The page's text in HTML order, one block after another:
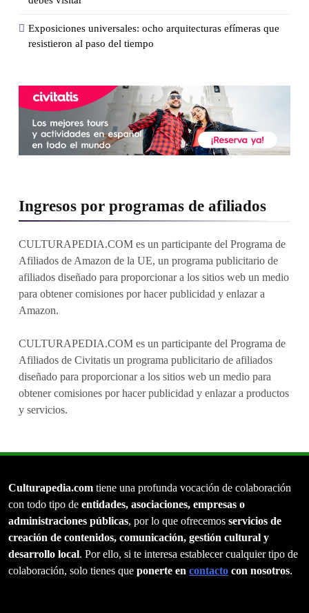
Exposiciones universales: ocho arquitecturas efímeras que
resistieron al paso del tiempo
Ingresos por programas de afiliados
CULTURAPEDIA.COM es un participante del Programa de
Afiliados de Amazon de la UE, un programa publicitario de
afiliados diseñado para proporcionar a los sitios web un medio
para obtener comisiones por hacer publicidad y enlazar a
Amazon.
CULTURAPEDIA.COM es un participante del Programa de
Afiliados de Civitatis un programa publicitario de afiliados
diseñado para proporcionar a los sitios web un medio para
obtener comisiones por hacer publicidad y enlazar a productos
y servicios.
Culturapedia.com tiene una profunda vocación de colaboración
con todo tipo de entidades, asociaciones, empresas o
administraciones públicas, por lo que ofrecemos servicios de
creación de contenidos, comunicación, gestión cultural y
desarrollo local. Por ello, si te interesa establecer cualquier tipo de
colaboración, solo tienes que ponerte en contacto con nosotros.